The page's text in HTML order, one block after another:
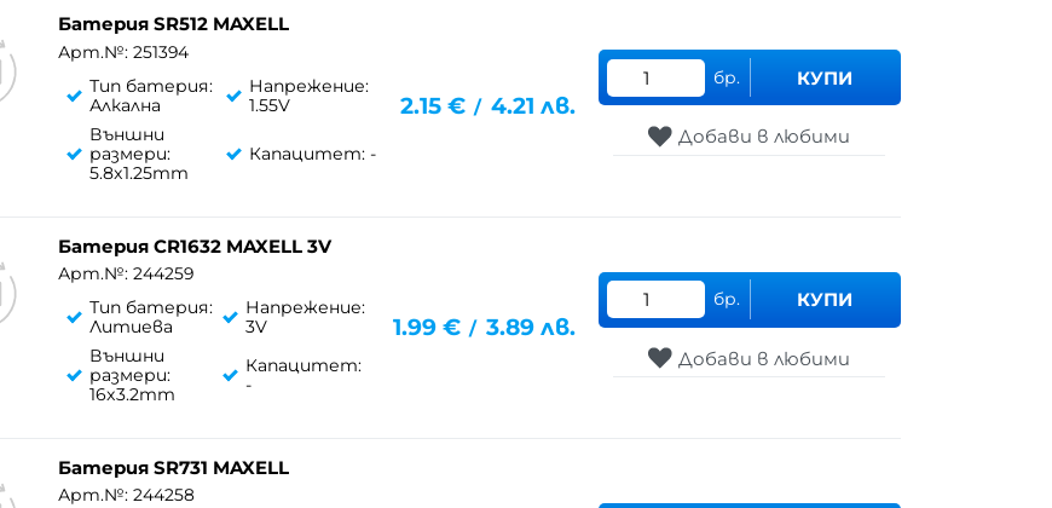
Батерия SR512 MAXELL
Арт.№: 251394
Тип батерия:
Алкална
Напрежение:
1.55V
Външни
размери:
5.8x1.25mm
Капацитет: -
2.15 € / 4.21 лв.
бр. КУПИ
Добави в любими
Батерия CR1632 MAXELL 3V
Арт.№: 244259
Тип батерия:
Литиева
Напрежение:
3V
Външни
размери:
16x3.2mm
Капацитет:
-
1.99 € / 3.89 лв.
бр. КУПИ
Добави в любими
Батерия SR731 MAXELL
Арт.№: 244258